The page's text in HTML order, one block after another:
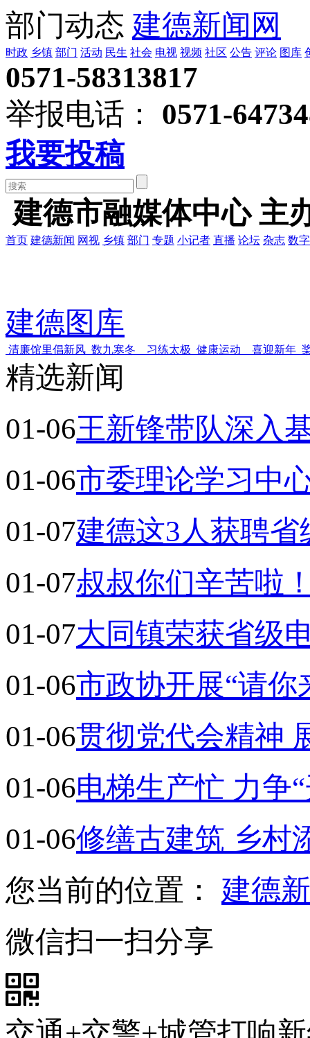
部门动态 建德新闻网
时政 乡镇 部门 活动 民生 社会 电视 视频 社区 公告 评论 图库
0571-58313817
举报电话：
0571-
我要投稿
建德市融媒体中心 主
首页 建德新闻 网视 乡镇 部门 专题 小记者 直播 论坛 杂志 数
建德图库
清廉馆里倡新风 数九寒冬 习练太极 健康运动 喜迎新年
精选新闻
01-06王新锋带队深入
01-06市委理论学习中
01-07建德这3人获聘
01-07叔叔你们辛苦啦
01-07大同镇荣获省级
01-06市政协开展“请你
01-06贯彻党代会精神
01-06电梯生产忙 力争
01-06修缮古建筑 乡村
您当前的位置： 建德
微信扫一扫分享